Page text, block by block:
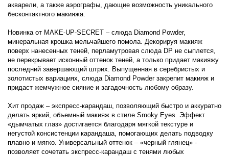
акварели, а также аэрографы, дающие возможность уникального
бесконтактного макияжа.
Новинка от MAKE-UP-SECRET – слюда Diamond Powder,
минеральная крошка мельчайшего помола. Декорируя макияж
поверх нанесенных теней, перламутровая слюда DP не сыплется,
не перекрывает исконный оттенок теней, а только придает макияжу
последний завершающий штрих. Выпущенная в серебристых и
золотистых вариациях, слюда Diamond Powder закрепит макияж и
придаст жемчужное сияние и загадочность любому образу.
Хит продаж – экспресс-карандаш, позволяющий быстро и аккуратно
делать яркий, объемный макияж в стиле Smoky Eyes. Эффект
«дымчатых глаз» достигается благодаря мягкой текстуре и
негустой консистенции карандаша, помогающих делать подводку
плавно и мягко. Универсальный оттенок – «черный глянец» -
позволяет сочетать экспресс-карандаш с тенями любых